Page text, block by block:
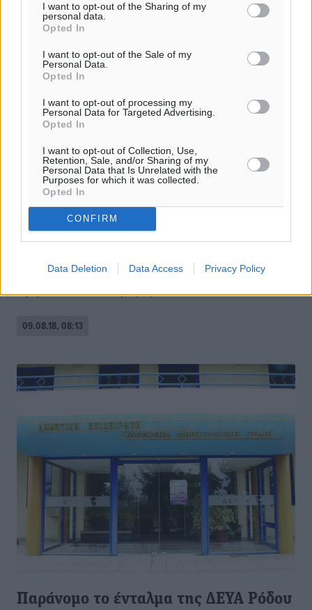
I want to opt-out of the Sharing of my
personal data.
Opted In
I want to opt-out of the Sale of my
Personal Data.
Opted In
I want to opt-out of processing my
Personal Data for Targeted Advertising.
Opted In
I want to opt-out of Collection, Use,
Retention, Sale, and/or Sharing of my
Personal Data that Is Unrelated with the
Purposes for which it was collected.
Opted In
CONFIRM
Data Deletion Data Access Privacy Policy
Γ. Πάππου : «Το κλίμα είναι άσχημο
στην τοπική αγορά – Στοχεύουμε σε
λάθος κατεύθυνση»
εισπράξεων και αφίξεων από τον τουρισμό, αφού η
σεζόν 2018 μπορεί να σπάει τα κοντέρ σε επίπεδο
αφίξεων αλλά οι εισπράξεις ...
09.08.18, 08:13
Παράνομο το ένταλμα της ΔΕΥΑ Ρόδου